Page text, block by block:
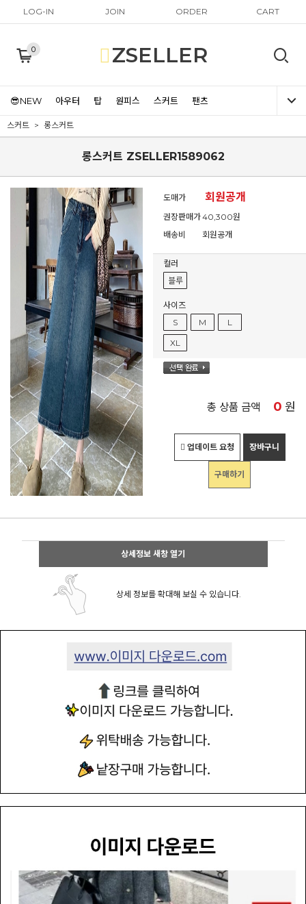
LOG-IN JOIN ORDER CART
0 ZSELLER
😎NEW 아우터 탑 원피스 스커트 팬츠
스커트 롱스커트
롱스커트 ZSELLER1589062
도매가 회원공개
권장판매가40,300원
배송비
회원공개
컬러
블루
사이즈
S
M
L
XL
총 상품 금액 0 원
업데이트 요청 장바구니
구매하기
상세정보 새창 열기
상세 정보를 확대해 보실 수 있습니다.